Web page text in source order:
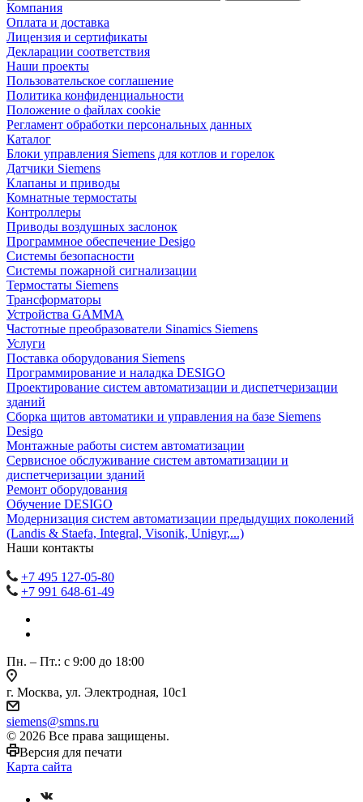
Компания
Оплата и доставка
Лицензия и сертификаты
Декларации соответствия
Наши проекты
Пользовательское соглашение
Политика конфиденциальности
Положение о файлах cookie
Регламент обработки персональных данных
Каталог
Блоки управления Siemens для котлов и горелок
Датчики Siemens
Клапаны и приводы
Комнатные термостаты
Контроллеры
Приводы воздушных заслонок
Программное обеспечение Desigo
Системы безопасности
Системы пожарной сигнализации
Термостаты Siemens
Трансформаторы
Устройства GAMMA
Частотные преобразователи Sinamics Siemens
Услуги
Поставка оборудования Siemens
Программирование и наладка DESIGO
Проектирование систем автоматизации и диспетчеризации
зданий
Сборка щитов автоматики и управления на базе Siemens
Desigo
Монтажные работы систем автоматизации
Сервисное обслуживание систем автоматизации и
диспетчеризации зданий
Ремонт оборудования
Обучение DESIGO
Модернизация систем автоматизации предыдущих поколений
(Landis & Staefa, Integral, Visonik, Unigyr,...)
Наши контакты
+7 495 127-05-80
+7 991 648-61-49
Пн. – Пт.: с 9:00 до 18:00
г. Москва, ул. Электродная, 10с1
siemens@smns.ru
© 2026 Все права защищены.
Версия для печати
Карта сайта